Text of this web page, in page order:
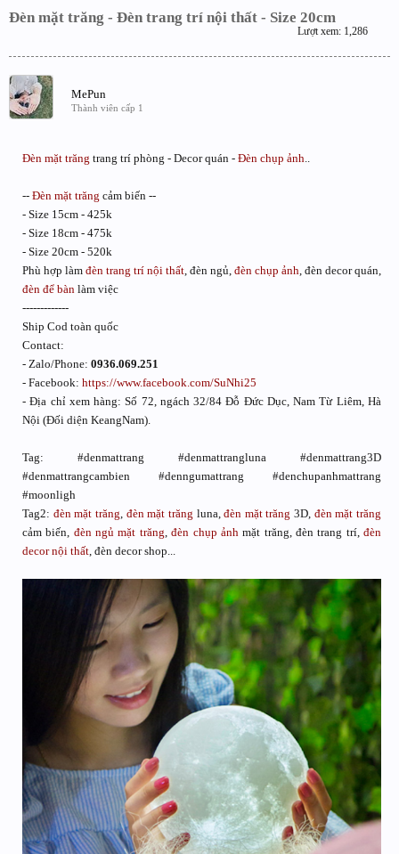
Đèn mặt trăng - Đèn trang trí nội thất - Size 20cm
Lượt xem: 1,286
MePun
Thành viên cấp 1
Đèn mặt trăng trang trí phòng - Decor quán - Đèn chụp ảnh..
-- Đèn mặt trăng cảm biến --
- Size 15cm - 425k
- Size 18cm - 475k
- Size 20cm - 520k
Phù hợp làm đèn trang trí nội thất, đèn ngủ, đèn chụp ảnh, đèn decor quán,
đèn để bàn làm việc
-------------
Ship Cod toàn quốc
Contact:
- Zalo/Phone: 0936.069.251
- Facebook: https://www.facebook.com/SuNhi25
- Địa chỉ xem hàng: Số 72, ngách 32/84 Đỗ Đức Dục, Nam Từ Liêm, Hà
Nội (Đối diện KeangNam).
Tag: #denmattrang #denmattrangluna #denmattrang3D
#denmattrangcambien #denngumattrang #denchupanhmattrang
#moonligh
Tag2: đèn mặt trăng, đèn mặt trăng luna,đèn mặt trăng 3D, đèn mặt trăng
cảm biến, đèn ngủ mặt trăng,đèn chụp ảnhmặt trăng, đèn trang trí,đèn
decor nội thất, đèn decor shop...